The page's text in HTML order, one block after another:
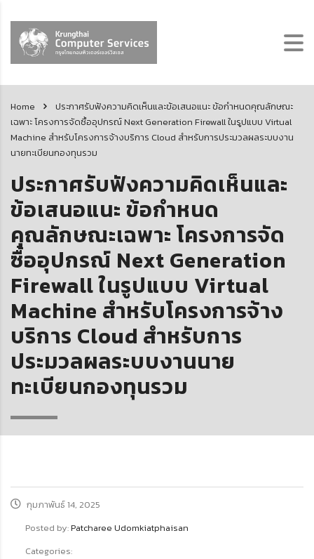
Home
ประกาศรับฟังความคิดเห็นและข้อเสนอแนะ ข้อกำหนดคุณลักษณะ
เฉพาะ โครงการจัดซื้ออุปกรณ์ Next Generation Firewall ในรูปแบบ Virtual
Machine สำหรับโครงการจ้างบริการ Cloud สำหรับการประมวลผลระบบงาน
นายทะเบียนกองทุนรวม
ประกาศรับฟังความคิดเห็นและ
ข้อเสนอแนะ ข้อกำหนด
คุณลักษณะเฉพาะ โครงการจัด
ซื้ออุปกรณ์ Next Generation
Firewall ในรูปแบบ Virtual
Machine สำหรับโครงการจ้าง
บริการ Cloud สำหรับการ
ประมวลผลระบบงานนาย
ทะเบียนกองทุนรวม
กุมภาพันธ์ 14, 2025
Posted by:Patcharee Udomkiatphaisan
Categories: